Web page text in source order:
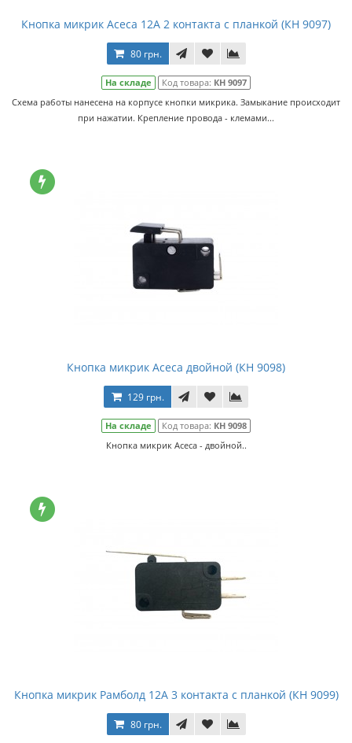
Кнопка микрик Асеса 12А 2 контакта с планкой (КН 9097)
80 грн.
На складе Код товара: КН 9097
Схема работы нанесена на корпусе кнопки микрика. Замыкание происходит
при нажатии. Крепление провода - клемами...
Кнопка микрик Асеса двойной (КН 9098)
129 грн.
На складе Код товара: КН 9098
Кнопка микрик Асеса - двойной..
Кнопка микрик Рамболд 12A 3 контакта с планкой (КН 9099)
80 грн.